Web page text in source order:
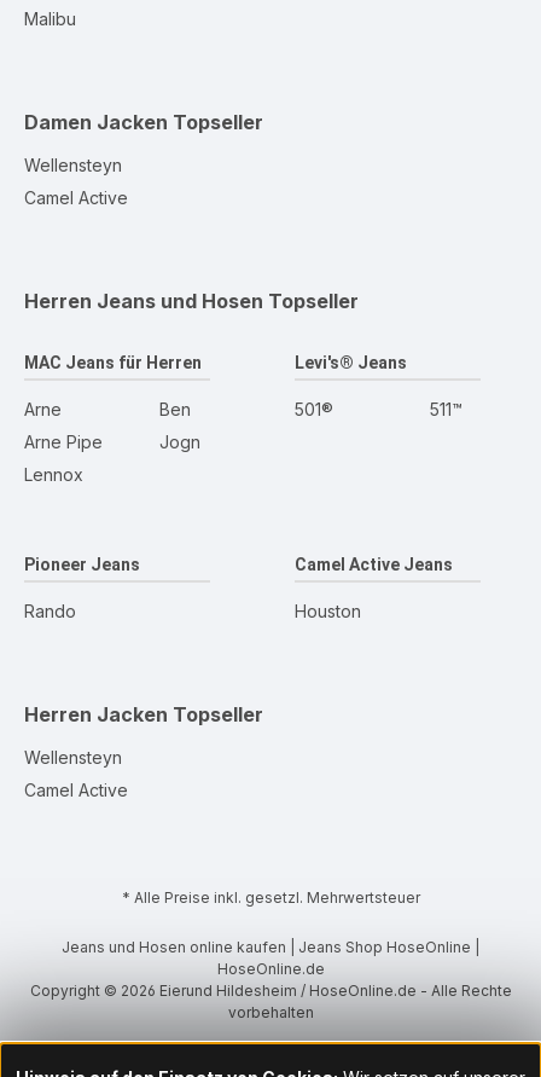
Malibu
Damen Jacken Topseller
Wellensteyn
Camel Active
Herren Jeans und Hosen Topseller
MAC Jeans für Herren
Arne
Arne Pipe
Lennox
Ben
Jogn
Levi's® Jeans
501® 511™
Pioneer Jeans
Rando
Camel Active Jeans
Houston
Herren Jacken Topseller
Wellensteyn
Camel Active
* Alle Preise inkl. gesetzl. Mehrwertsteuer
Jeans und Hosen online kaufen | Jeans Shop HoseOnline |
HoseOnline.de
Copyright © 2026 Eierund Hildesheim / HoseOnline.de - Alle Rechte
vorbehalten